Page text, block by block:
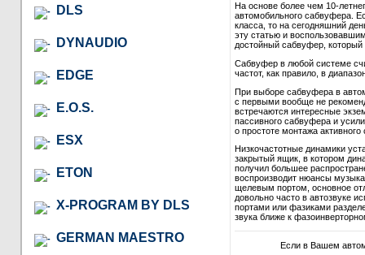
DLS
DYNAUDIO
EDGE
E.O.S.
ESX
ETON
X-PROGRAM BY DLS
GERMAN MAESTRO
На основе более чем 10-
автомобильного сабвуфера.
класса, то на сегодняшний
эту статью и
достойный сабвуфер, который
Сабвуфер в любой системе
частот, как правило, в
При выборе сабвуфера в
с первыми вообще не
встречаются интересные
пассивного сабвуфера и
о простоте монтажа
Низкочастотные динамики
закрытый ящик, в котором
получил большее
воспроизводит нюансы
щелевым портом, основное
довольно часто в автозвуке
портами или фазиками
звука ближе к
Если в Вашем